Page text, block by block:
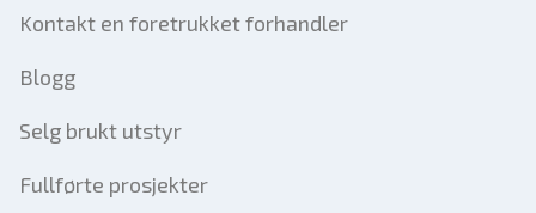
Kontakt en foretrukket forhandler
Blogg
Selg brukt utstyr
Fullførte prosjekter